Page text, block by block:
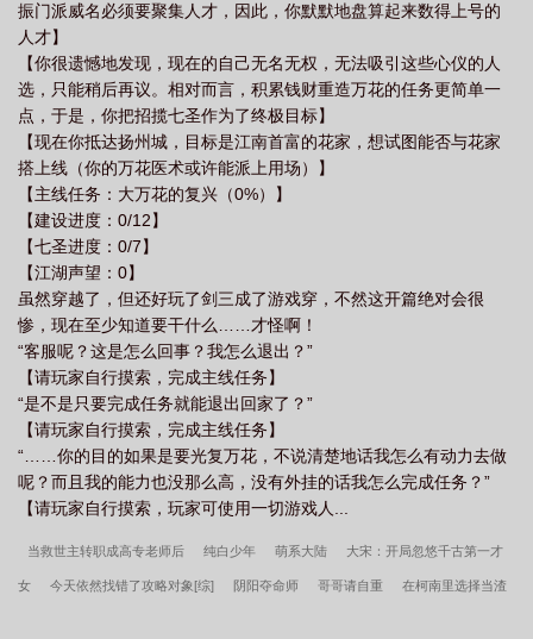
振门派威名必须要聚集人才，因此，你默默地盘算起来数得上号的
人才】
【你很遗憾地发现，现在的自己无名无权，无法吸引这些心仪的人
选，只能稍后再议。相对而言，积累钱财重造万花的任务更简单一
点，于是，你把招揽七圣作为了终极目标】
【现在你抵达扬州城，目标是江南首富的花家，想试图能否与花家
搭上线（你的万花医术或许能派上用场）】
【主线任务：大万花的复兴（0%）】
【建设进度：0/12】
【七圣进度：0/7】
【江湖声望：0】
虽然穿越了，但还好玩了剑三成了游戏穿，不然这开篇绝对会很
惨，现在至少知道要干什么……才怪啊！
“客服呢？这是怎么回事？我怎么退出？”
【请玩家自行摸索，完成主线任务】
“是不是只要完成任务就能退出回家了？”
【请玩家自行摸索，完成主线任务】
“……你的目的如果是要光复万花，不说清楚地话我怎么有动力去做
呢？而且我的能力也没那么高，没有外挂的话我怎么完成任务？”
【请玩家自行摸索，玩家可使用一切游戏人...
当救世主转职成高专老师后 纯白少年 萌系大陆 大宋：开局忽悠千古第一才
女 今天依然找错了攻略对象[综] 阴阳夺命师 哥哥请自重 在柯南里选择当渣